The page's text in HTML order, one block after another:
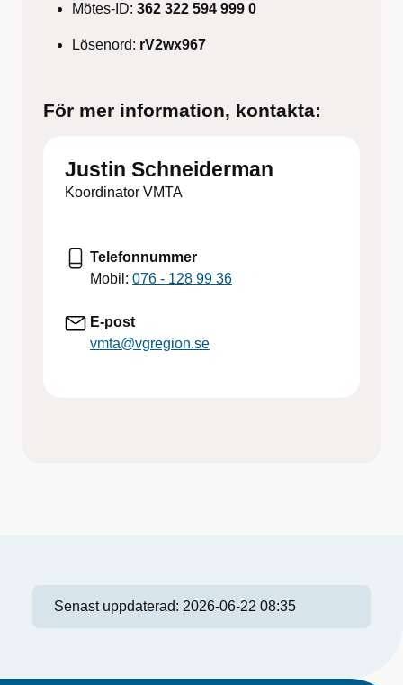
Mötes-ID: 362 322 594 999 0
Lösenord: rV2wx967
För mer information, kontakta:
Justin Schneiderman
Koordinator VMTA
Telefonnummer
Mobil: 076 - 128 99 36
E-post
vmta@vgregion.se
Senast uppdaterad: 2026-06-22 08:35